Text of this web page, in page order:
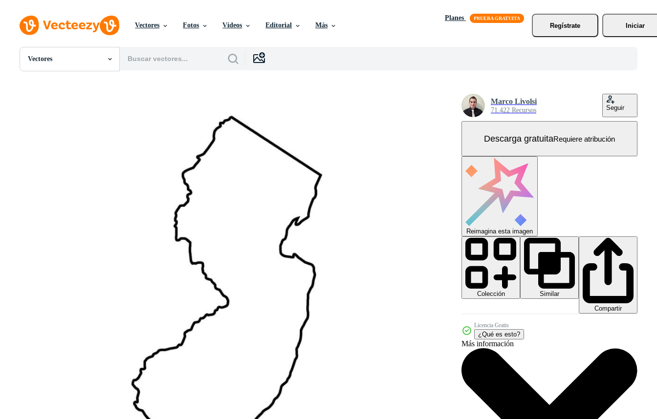
Vectores Fotos Vídeos Editorial Más
Planes
Regístrate
Iniciar
Vectores
Todas Imágenes
Marco Livolsi
71.422 Recursos Seguir
Descarga gratuitaRequiere atribución
Reimagina esta imagen
Colección
Similar
Compartir
Licencia Gratis
¿Qué es esto?
Más información